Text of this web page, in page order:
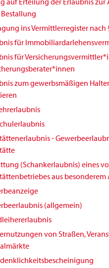
ins Vermittlerregister nach
für
für
zum gewerbsmäßigen
-
(Schankerlaubnis) eines
aus besonderem
(allgemein)
von Straßen,